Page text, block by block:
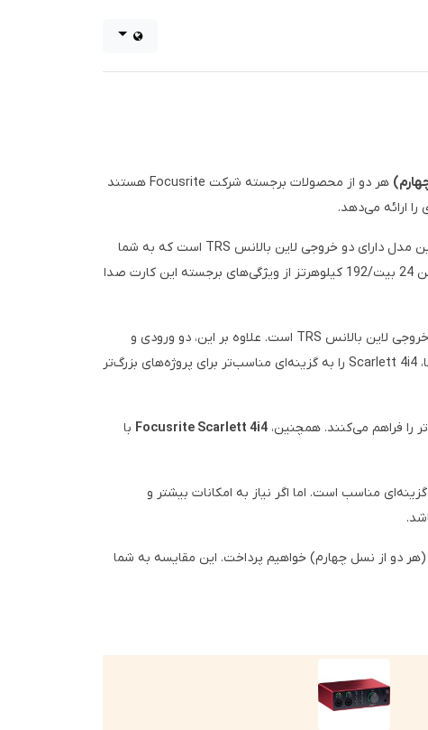
هر دو از محصولات برجسته شرکت Focusrite هستند
دارای دو ورودی ترکیبی XLR/TRS است که امکان اتصال میکروفون و سازهای مختلف را فراهم می‌کند. این مدل دارای دو خروجی لاین بالانس TRS است که به شما
اجازه می‌دهد تا به اسپیکرهای مانیتورینگ متصل شوید. همچنین، پری‌امپ‌های میکروفون با کیفیت بالا و توانایی ضبط با رزولوشن 24 بیت/192 کیلوهرتز از ویژگی‌های برجسته این کارت صدا
قابلیت‌های بیشتری را ارائه می‌دهد. این مدل دارای چهار ورودی ترکیبی XLR/TRS و چهار خروجی لاین بالانس TRS است. علاوه بر این، دو ورودی و
خروجی MIDI نیز در این مدل وجود دارد که امکان اتصال دستگاه‌های MIDI مانند کیبوردها و کنترلرها را فراهم می‌کند. این ویژگی‌ها، Scarlett 4i4 را به گزینه‌ای مناسب‌تر برای پروژه‌های بزرگ‌تر
Focusrite Scarlett 4i4 با
گزینه‌ای مناسب است. اما اگر نیاز به امکانات بیشتر و
در ادامه این مقاله، به بررسی دقیق مشخصات، مزایا و معایب رابط‌های صوتی Focusrite Scarlett 2i2 و Focusrite Scarlett 4i4 (هر دو از نسل چهارم) خواهیم پرداخت. این مقایسه به شما